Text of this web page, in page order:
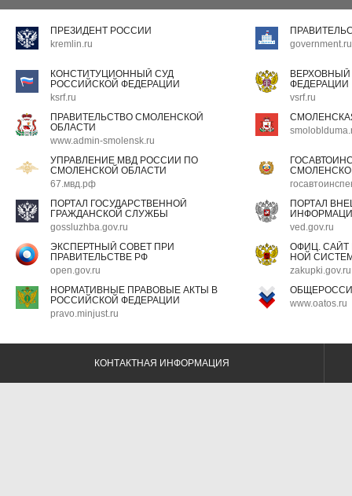
ПРЕЗИДЕНТ РОССИИ
kremlin.ru
government.ru
КОНСТИТУЦИОННЫЙ СУД
РОССИЙСКОЙ ФЕДЕРАЦИИ
ksrf.ru
ФЕДЕРАЦИИ
vsrf.ru
ПРАВИТЕЛЬСТВО СМОЛЕНСКОЙ
ОБЛАСТИ
www.admin-smolensk.ru
УПРАВЛЕНИЕ МВД РОССИИ ПО
СМОЛЕНСКОЙ ОБЛАСТИ
67.мвд.рф
ПОРТАЛ ГОСУДАРСТВЕННОЙ
ГРАЖДАНСКОЙ СЛУЖБЫ
gossluzhba.gov.ru
ПОРТАЛ
ved.gov.ru
ЭКСПЕРТНЫЙ СОВЕТ ПРИ
ПРАВИТЕЛЬСТВЕ РФ
open.gov.ru
ОФИЦ.
НОЙ
zakupki.gov.ru
НОРМАТИВНЫЕ ПРАВОВЫЕ АКТЫ В
РОССИЙСКОЙ ФЕДЕРАЦИИ
pravo.minjust.ru
www.oatos.ru
КОНТАКТНАЯ ИНФОРМАЦИЯ